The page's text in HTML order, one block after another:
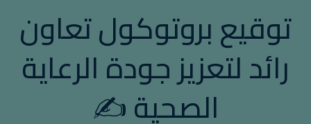
توقيع بروتوكول تعاون
رائد لتعزيز جودة الرعاية
الصحية ✍️